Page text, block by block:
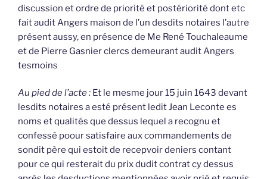
discussion et ordre de priorité et postériorité dont etc
fait audit Angers maison de l’un desdits notaires l’autre
présent aussy, en présence de Me René Touchaleaume
et de Pierre Gasnier clercs demeurant audit Angers
tesmoins
Au pied de l’acte : Et le mesme jour 15 juin 1643 devant
lesdits notaires a esté présent ledit Jean Leconte es
noms et qualités que dessus lequel a recognu et
confessé poour satisfaire aux commandements de
sondit père qui estoit de recepvoir deniers contant
pour ce qui resterait du prix dudit contrat cy dessus